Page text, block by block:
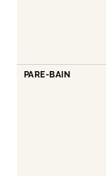
PARE-BAIN